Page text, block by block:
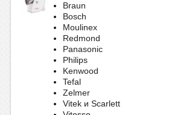
Braun
Bosch
Moulinex
Redmond
Panasonic
Philips
Kenwood
Tefal
Zelmer
Vitek и Scarlett